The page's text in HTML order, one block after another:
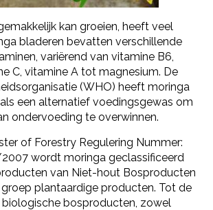
kan groeien, heeft veel
bladeren bevatten verschillende
variërend van vitamine B6,
C, vitamine A tot magnesium. De
(WHO) heeft moringa
een alternatief voedingsgewas om
ondervoeding te overwinnen.
of Forestry Regulering Nummer:
wordt moringa geclassificeerd
van Niet-hout Bosproducten
groep plantaardige producten. Tot de
biologische bosproducten, zowel